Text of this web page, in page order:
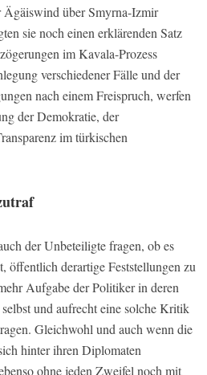
über Smyrna-Izmir
sie noch einen erklärenden Satz
im Kavala-Prozess
verschiedener Fälle und der
nach einem Freispruch, werfen
der Demokratie, der
im türkischen
der Unbeteiligte fragen, ob es
öffentlich derartige Feststellungen zu
Aufgabe der Politiker in deren
und aufrecht eine solche Kritik
Gleichwohl und auch wenn die
hinter ihren Diplomaten
ohne jeden Zweifel noch mit